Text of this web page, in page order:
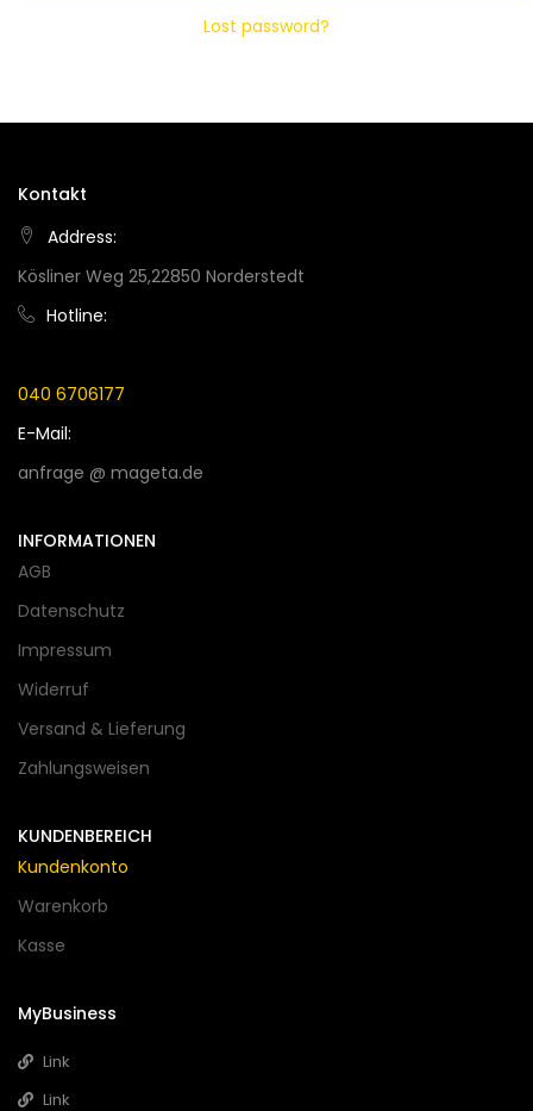
Lost password?
Kontakt
Address:
Kösliner Weg 25,22850 Norderstedt
Hotline:
040 6706177
E-Mail:
anfrage @ mageta.de
INFORMATIONEN
AGB
Datenschutz
Impressum
Widerruf
Versand & Lieferung
Zahlungsweisen
KUNDENBEREICH
Kundenkonto
Warenkorb
Kasse
MyBusiness
Link
Link